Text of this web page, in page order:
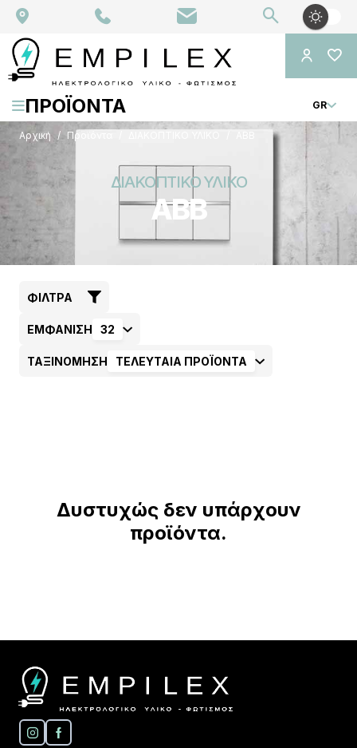
ΠΡΟΪΟΝΤΑ GR
Αρχική Προϊόντα
ΔΙΑΚΟΠΤΙΚΟ ΥΛΙΚΟ
ABB
ΦΊΛΤΡΑ
ΕΜΦΑΝΙΣΗ 32
ΤΑΞΙΝΟΜΗΣΗ ΤΕΛΕΥΤΑΊΑ ΠΡΟΪΌΝΤΑ
Δυστυχώς δεν υπάρχουν
προϊόντα.